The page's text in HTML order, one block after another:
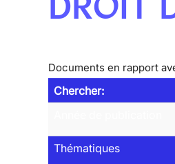
Documents en rapport
Chercher:
Thématiques